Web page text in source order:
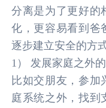
分离是为了更好的
化，更容易看到爸
逐步建立安全的方
1） 发展家庭之外
比如交朋友，参加
庭系统之外，找到